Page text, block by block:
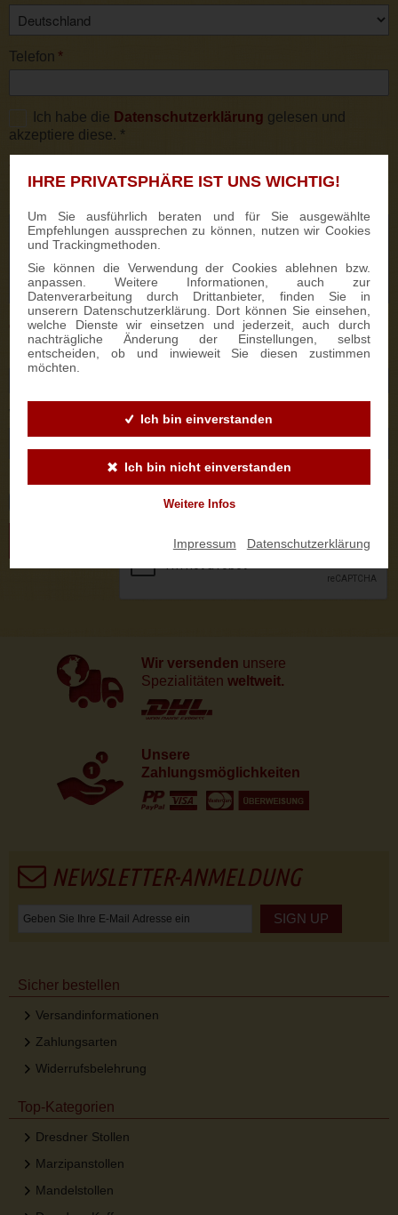
IHRE PRIVATSPHÄRE IST UNS WICHTIG!
Um Sie ausführlich beraten und für Sie ausgewählte
Empfehlungen aussprechen zu können, nutzen wir Cookies
und Trackingmethoden.
Sie können die Verwendung der Cookies ablehnen bzw.
anpassen. Weitere Informationen, auch zur
Datenverarbeitung durch Drittanbieter, finden Sie in
unserern Datenschutzerklärung. Dort können Sie einsehen,
welche Dienste wir einsetzen und jederzeit, auch durch
nachträgliche Änderung der Einstellungen, selbst
entscheiden, ob und inwieweit Sie diesen zustimmen
möchten.
Ich bin einverstanden
Ich bin nicht einverstanden
Weitere Infos
Impressum Datenschutzerklärung
Telefon *
Ich habe die Datenschutzerklärung gelesen und
akzeptiere diese. *
Optionale Angaben:
Lieferdatum
Werbeanbringung
Wir versenden unsere
Spezialitäten weltweit.
Unsere
Zahlungsmöglichkeiten
NEWSLETTER-ANMELDUNG
SIGN UP
Sicher bestellen
Versandinformationen
Zahlungsarten
Widerrufsbelehrung
Top-Kategorien
Dresdner Stollen
Marzipanstollen
Mandelstollen